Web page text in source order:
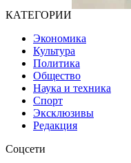
КАТЕГОРИИ
Экономика
Культура
Политика
Общество
Наука и техника
Спорт
Эксклюзивы
Редакция
Соцсети